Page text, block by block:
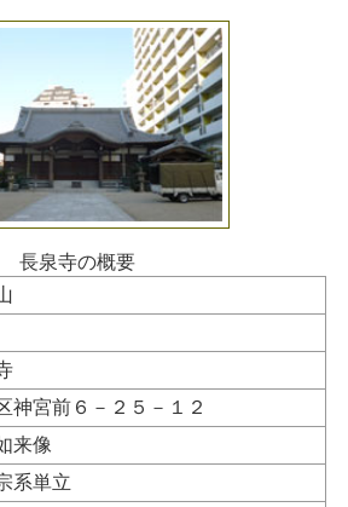
長泉寺の概要
神宮前６－２５－１２
来像
系単立